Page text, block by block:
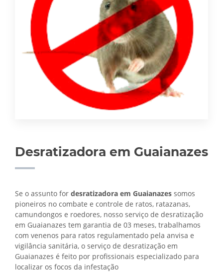
Desratizadora em Guaianazes
Se o assunto for desratizadora em Guaianazes somos
pioneiros no combate e controle de ratos, ratazanas,
camundongos e roedores, nosso serviço de desratização
em Guaianazes tem garantia de 03 meses, trabalhamos
com venenos para ratos regulamentado pela anvisa e
vigilância sanitária, o serviço de desratização em
Guaianazes é feito por profissionais especializado para
localizar os focos da infestação